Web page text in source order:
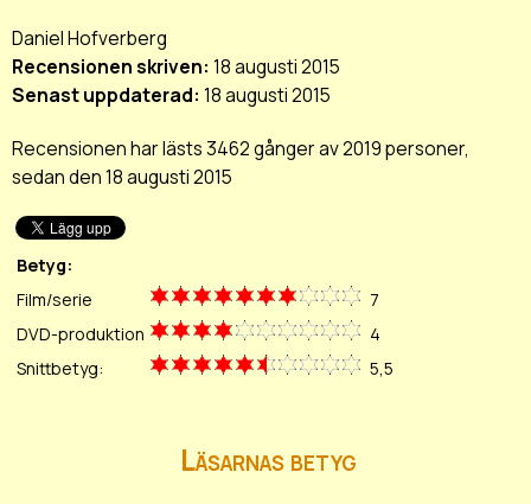
Daniel Hofverberg
Recensionen skriven: 18 augusti 2015
Senast uppdaterad: 18 augusti 2015
Recensionen har lästs 3462 gånger av 2019 personer,
sedan den 18 augusti 2015
Betyg:
Film/serie
7
DVD-produktion
4
Snittbetyg:
5,5
Läsarnas betyg